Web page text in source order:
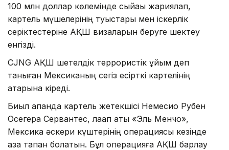
100 млн доллар көлемінде сыйақы жариялап,
картель мүшелерінің туыстары мен іскерлік
серіктестеріне АҚШ визаларын беруге шектеу
енгізді.
CJNG АҚШ шетелдік террористік ұйым деп
таныған Мексиканың сегіз есірткі картелінің
қатарына кіреді.
Биыл ақпанда картель жетекшісі Немесио Рубен
Осегера Сервантес, лақап аты «Эль Менчо»,
Мексика әскери күштерінің операциясы кезінде
қаза тапқан болатын. Бұл операцияға АҚШ барлау